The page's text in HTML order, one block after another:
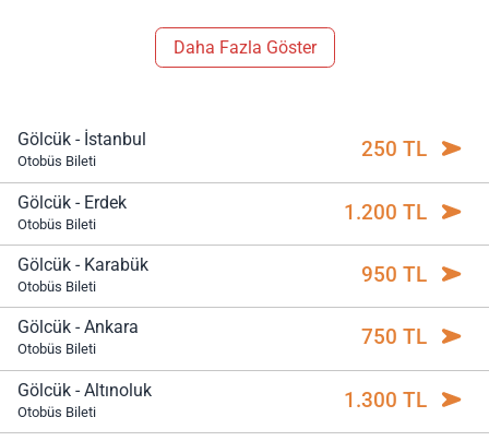
Daha Fazla Göster
Gölcük - İstanbul
Otobüs Bileti 250 TL
Gölcük - Erdek
Otobüs Bileti 1.200 TL
Gölcük - Karabük
Otobüs Bileti 950 TL
Gölcük - Ankara
Otobüs Bileti 750 TL
Gölcük - Altınoluk
Otobüs Bileti 1.300 TL